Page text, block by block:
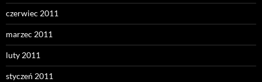
czerwiec 2011
marzec 2011
luty 2011
styczeń 2011